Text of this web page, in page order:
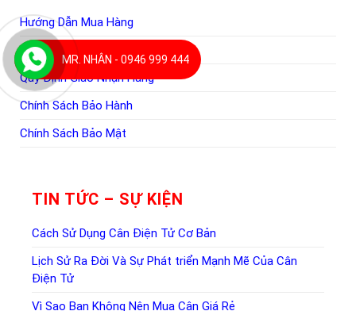
Hướng Dẫn Mua Hàng
Hình Thức Thanh Toán
Quy Định Giao Nhận Hàng
Chính Sách Bảo Hành
Chính Sách Bảo Mật
TIN TỨC – SỰ KIỆN
Cách Sử Dụng Cân Điện Tử Cơ Bản
Lịch Sử Ra Đời Và Sự Phát triển Mạnh Mẽ Của Cân
Điện Tử
Vì Sao Bạn Không Nên Mua Cân Giá Rẻ
MR. NHÂN - 0946 999 444